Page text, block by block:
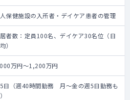
保健施設の入所者・デイケア患者の管理
者数：定員100名、デイケア30名位（日
）
万円～1,200万円
日（週40時間勤務 月～金の週5日勤務も